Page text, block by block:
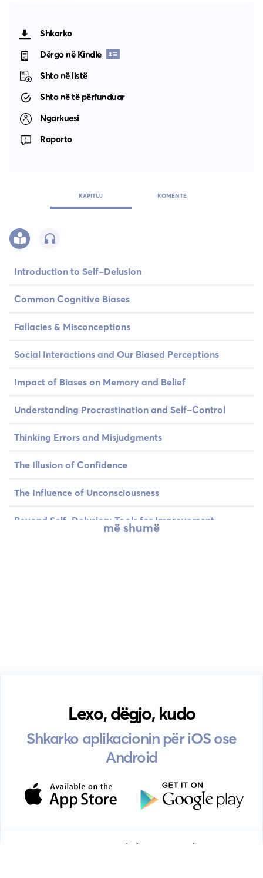
Shkarko
Dërgo në Kindle
Shto në listë
Shto në të përfunduar
Ngarkuesi
Raporto
KAPITUJ KOMENTE
Introduction to Self-Delusion
Common Cognitive Biases
Fallacies & Misconceptions
Social Interactions and Our Biased Perceptions
Impact of Biases on Memory and Belief
Understanding Procrastination and Self-Control
Thinking Errors and Misjudgments
The Illusion of Confidence
The Influence of Unconsciousness
Beyond Self-Delusion: Tools for Improvement
më shumë
Lexo, dëgjo, kudo
Shkarko aplikacionin për iOS ose
Android
Politika e
Kushtet e